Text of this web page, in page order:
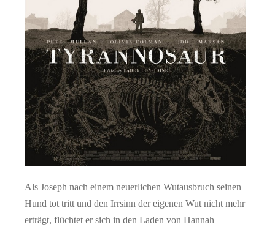
Als Joseph nach einem neuerlichen Wutausbruch seinen
Hund tot tritt und den Irrsinn der eigenen Wut nicht mehr
erträgt, flüchtet er sich in den Laden von Hannah